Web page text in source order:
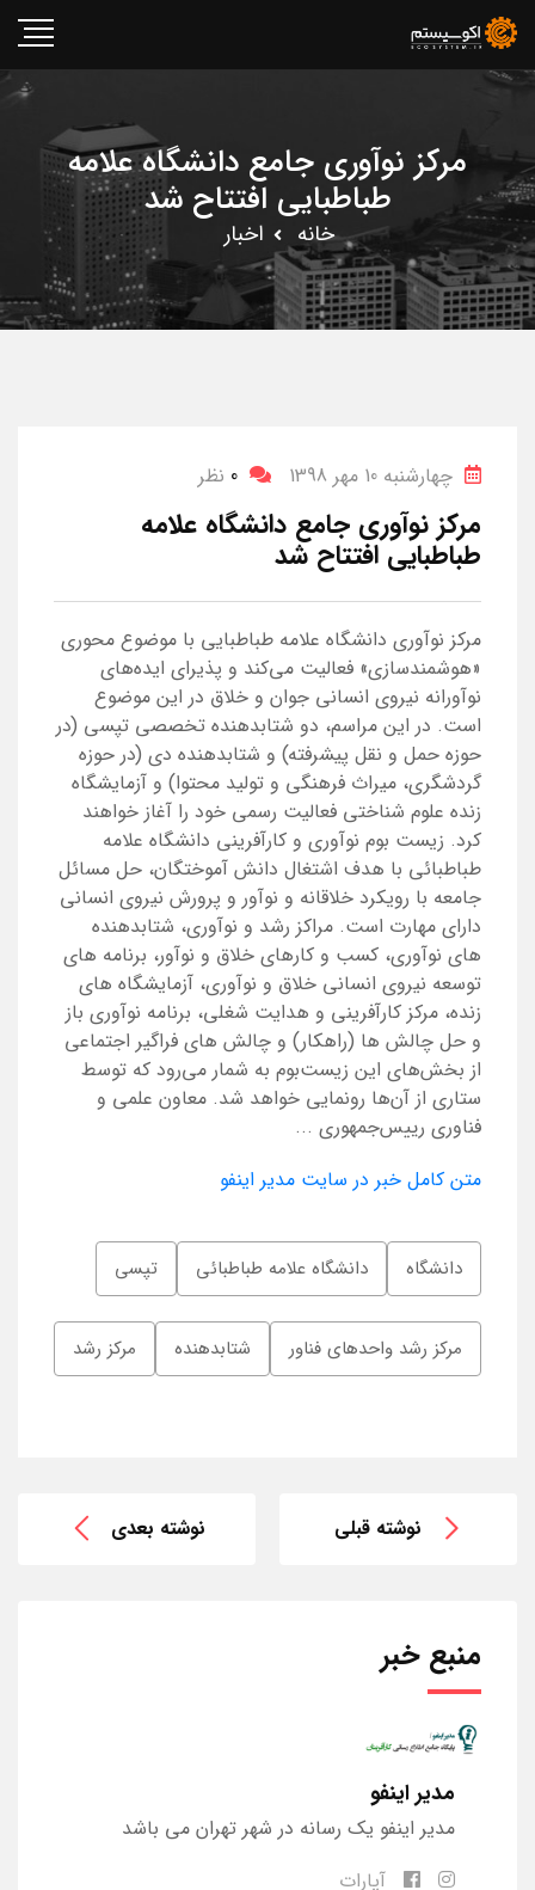
مرکز نوآوری جامع دانشگاه علامه
طباطبایی افتتاح شد
خانه اخبار
چهارشنبه 10 مهر 1398 0 نظر
مرکز نوآوری جامع دانشگاه علامه
طباطبایی افتتاح شد
مرکز نوآوری دانشگاه علامه طباطبایی با موضوع محوری
«هوشمندسازی» فعالیت می‌کند و پذیرای ایده‌های
نوآورانه نیروی انسانی جوان و خلاق در این موضوع
است. در این مراسم، دو شتابدهنده تخصصی تپسی (در
حوزه حمل و نقل پیشرفته) و شتابدهنده دی (در حوزه
گردشگری، میراث فرهنگی و تولید محتوا) و آزمایشگاه
زنده علوم شناختی فعالیت رسمی خود را آغاز خواهند
کرد. زیست بوم نوآوری و کارآفرینی دانشگاه علامه
طباطبائی با هدف اشتغال دانش آموختگان، حل مسائل
جامعه با رویکرد خلاقانه و نوآور و پرورش نیروی انسانی
دارای مهارت است. مراکز رشد و نوآوری، شتابدهنده
های نوآوری، کسب و کارهای خلاق و نوآور، برنامه های
توسعه نیروی انسانی خلاق و نوآوری، آزمایشگاه های
زنده، مرکز کارآفرینی و هدایت شغلی، برنامه نوآوری باز
و حل چالش ها (راهکار) و چالش های فراگیر اجتماعی
از بخش‌های این زیست‌بوم به شمار می‌رود که توسط
ستاری از آن‌ها رونمایی خواهد شد. معاون علمی و
فناوری رییس‌جمهوری ...
متن کامل خبر در سایت مدیر اینفو
دانشگاه دانشگاه علامه طباطبائی تپسی
مرکز رشد واحدهای فناور شتابدهنده مرکز رشد
نوشته قبلی نوشته بعدی
منبع خبر
مدیر اینفو
مدیر اینفو یک رسانه در شهر تهران می باشد
آپارات